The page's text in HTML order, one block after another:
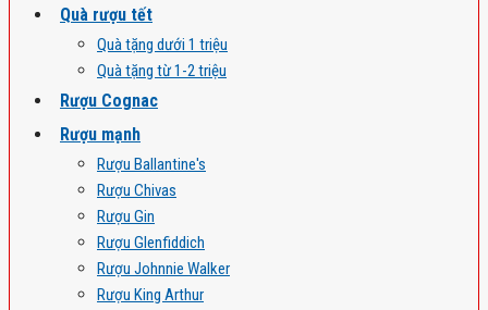
Quà rượu tết
Quà tặng dưới 1 triệu
Quà tặng từ 1-2 triệu
Rượu Cognac
Rượu mạnh
Rượu Ballantine's
Rượu Chivas
Rượu Gin
Rượu Glenfiddich
Rượu Johnnie Walker
Rượu King Arthur